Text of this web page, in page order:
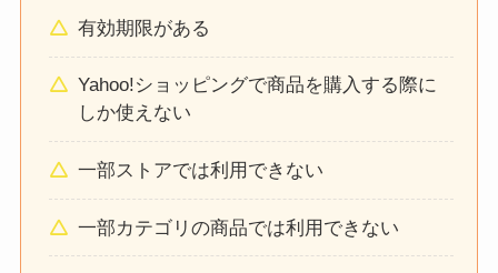
有効期限がある
Yahoo!ショッピングで商品を購入する際に
しか使えない
一部ストアでは利用できない
一部カテゴリの商品では利用できない